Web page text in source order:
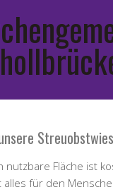
nutzbare Fläche ist
alles für den